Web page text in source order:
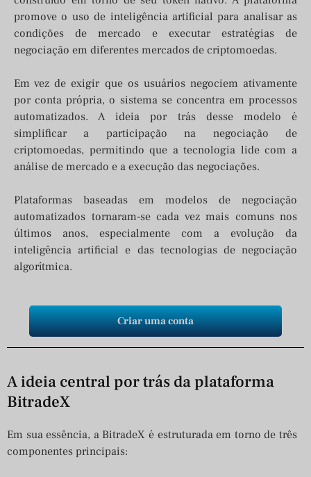
promove o uso de inteligência artificial para analisar as
condições de mercado e executar estratégias de
negociação em diferentes mercados de criptomoedas.
Em vez de exigir que os usuários negociem ativamente
por conta própria, o sistema se concentra em processos
automatizados. A ideia por trás desse modelo é
simplificar a participação na negociação de
criptomoedas, permitindo que a tecnologia lide com a
análise de mercado e a execução das negociações.
Plataformas baseadas em modelos de negociação
automatizados tornaram-se cada vez mais comuns nos
últimos anos, especialmente com a evolução da
inteligência artificial e das tecnologias de negociação
algorítmica.
Criar uma conta
A ideia central por trás da plataforma
BitradeX
Em sua essência, a BitradeX é estruturada em torno de três
componentes principais: